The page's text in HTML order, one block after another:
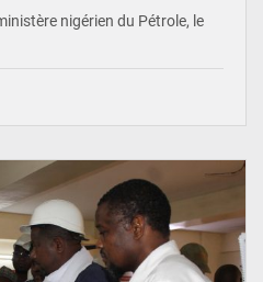
nigérien du Pétrole, le